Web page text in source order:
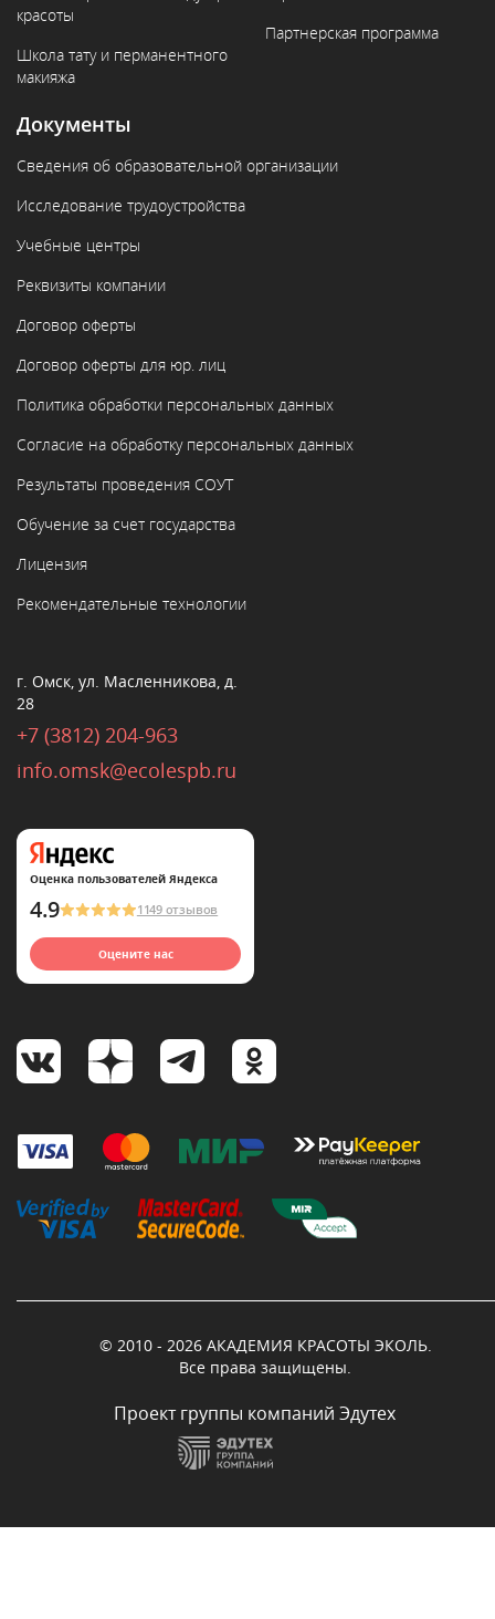
красоты
Школа тату и перманентного
макияжа
Партнерская программа
Документы
Сведения об образовательной организации
Исследование трудоустройства
Учебные центры
Реквизиты компании
Договор оферты
Договор оферты для юр. лиц
Политика обработки персональных данных
Согласие на обработку персональных данных
Результаты проведения СОУТ
Обучение за счет государства
Лицензия
Рекомендательные технологии
г. Омск, ул. Масленникова, д.
28
+7 (3812) 204-963
info.omsk@ecolespb.ru
Оценка пользователей Яндекса
4.9 1149 отзывов
Оцените нас
© 2010 - 2026 АКАДЕМИЯ КРАСОТЫ ЭКОЛЬ.
Все права защищены.
Проект группы компаний Эдутех